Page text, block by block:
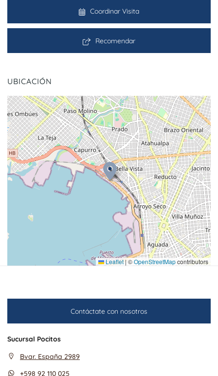
Coordinar Visita
Recomendar
UBICACIÓN
Leaflet|©OpenStreetMapcontributors
Contáctate con nosotros
Sucursal Pocitos
Bvar. España 2989
+598 92 110 025